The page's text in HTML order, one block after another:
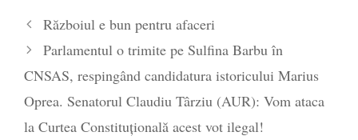
Războiul e bun pentru afaceri
Parlamentul o trimite pe Sulfina Barbu în
CNSAS, respingând candidatura istoricului Marius
Oprea. Senatorul Claudiu Târziu (AUR): Vom ataca
la Curtea Constituțională acest vot ilegal!